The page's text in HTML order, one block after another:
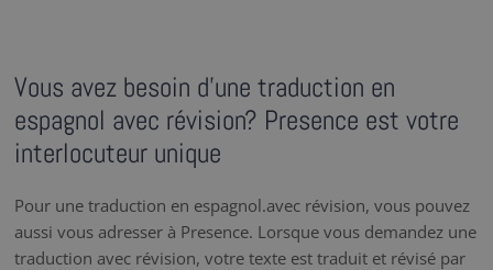
Vous avez besoin d’une traduction en
espagnol avec révision? Presence est votre
interlocuteur unique
Pour une traduction en espagnol.avec révision, vous pouvez
aussi vous adresser à Presence. Lorsque vous demandez une
traduction avec révision, votre texte est traduit et révisé par